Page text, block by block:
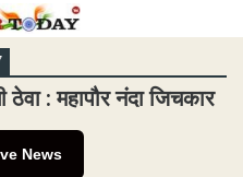
: महापौर नंदा जिचकार
News